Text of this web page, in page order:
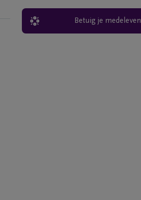
Betuig je medeleven